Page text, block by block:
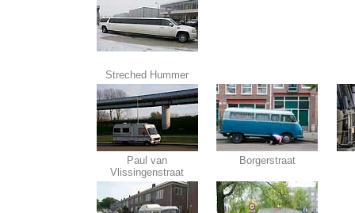
Streched Hummer
Paul van
Vlissingenstraat
Borgerstraat